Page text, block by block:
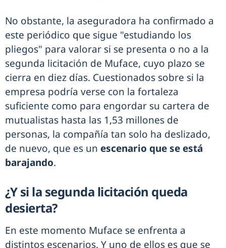
No obstante, la aseguradora ha confirmado a
este periódico que sigue "estudiando los
pliegos" para valorar si se presenta o no a la
segunda licitación de Muface, cuyo plazo se
cierra en diez días. Cuestionados sobre si la
empresa podría verse con la fortaleza
suficiente como para engordar su cartera de
mutualistas hasta las 1,53 millones de
personas, la compañía tan solo ha deslizado,
de nuevo, que es un escenario que se está
barajando.
¿Y si la segunda licitación queda
desierta?
En este momento Muface se enfrenta a
distintos escenarios. Y uno de ellos es que se